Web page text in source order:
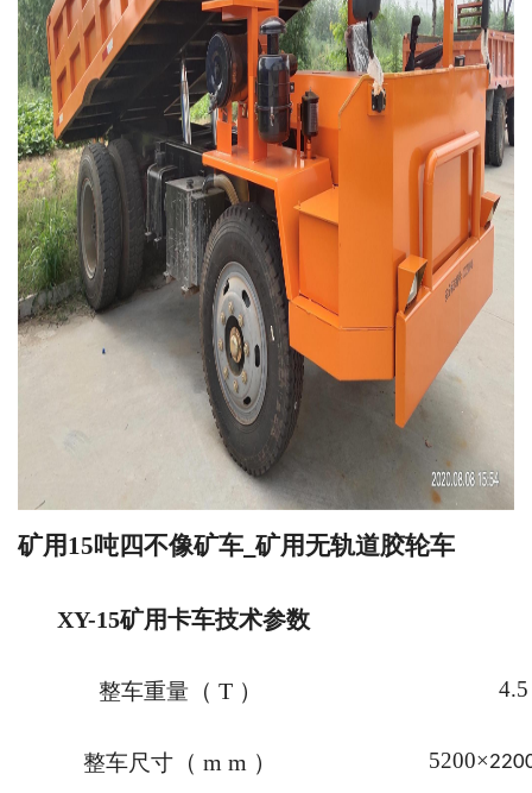
矿用15吨四不像矿车 _矿用无轨道胶轮车
XY-15矿用卡车技术参数
整车重量 （ T ） 4.5
整车尺寸 （ mm ） 5200×